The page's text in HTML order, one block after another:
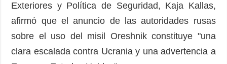
Exteriores y Política de Seguridad, Kaja Kallas,
afirmó que el anuncio de las autoridades rusas
sobre el uso del misil Oreshnik constituye "una
clara escalada contra Ucrania y una advertencia a